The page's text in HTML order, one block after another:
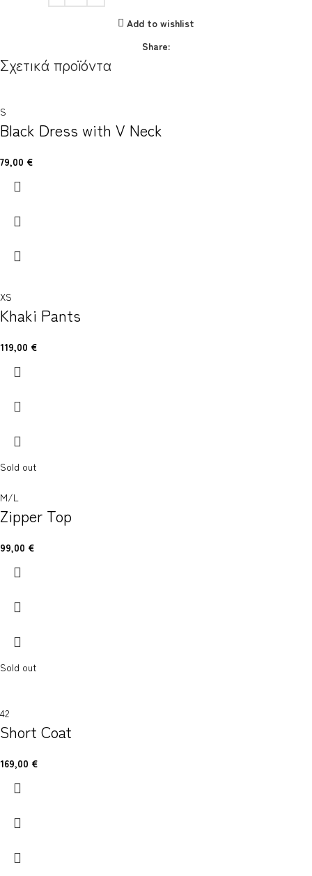
Add to wishlist
Share:
Σχετικά προϊόντα
S
Black Dress with V Neck
79,00 €
XS
Khaki Pants
119,00 €
Sold out
M/L
Zipper Top
99,00 €
Sold out
42
Short Coat
169,00 €